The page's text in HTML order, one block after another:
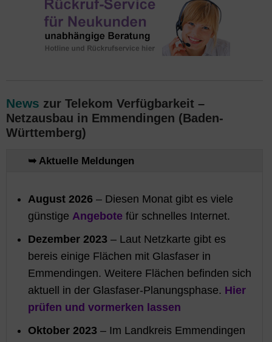
News zur Telekom Verfügbarkeit –
Netzausbau in Emmendingen (Baden-
Württemberg)
➥ Aktuelle Meldungen
August 2026 – Diesen Monat gibt es viele
günstige Angebote für schnelles Internet.
Dezember 2023 – Laut Netzkarte gibt es
bereis einige Flächen mit Glasfaser in
Emmendingen. Weitere Flächen befinden sich
aktuell in der Glasfaser-Planungsphase. Hier
prüfen und vormerken lassen
Oktober 2023 – Im Landkreis Emmendingen